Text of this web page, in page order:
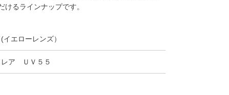
るラインナップです。
エローレンズ）
レア ＵＶ５５
クーポン詳細